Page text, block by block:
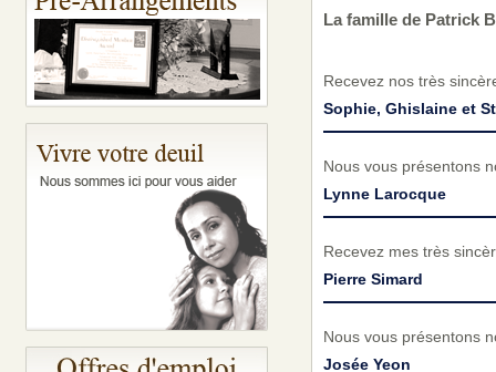
La famille de Patrick
Recevez nos très
Sophie, Ghislaine et
Nous vous présentons
Lynne Larocque
Recevez mes très
Pierre Simard
Nous vous présentons
Josée Yeon